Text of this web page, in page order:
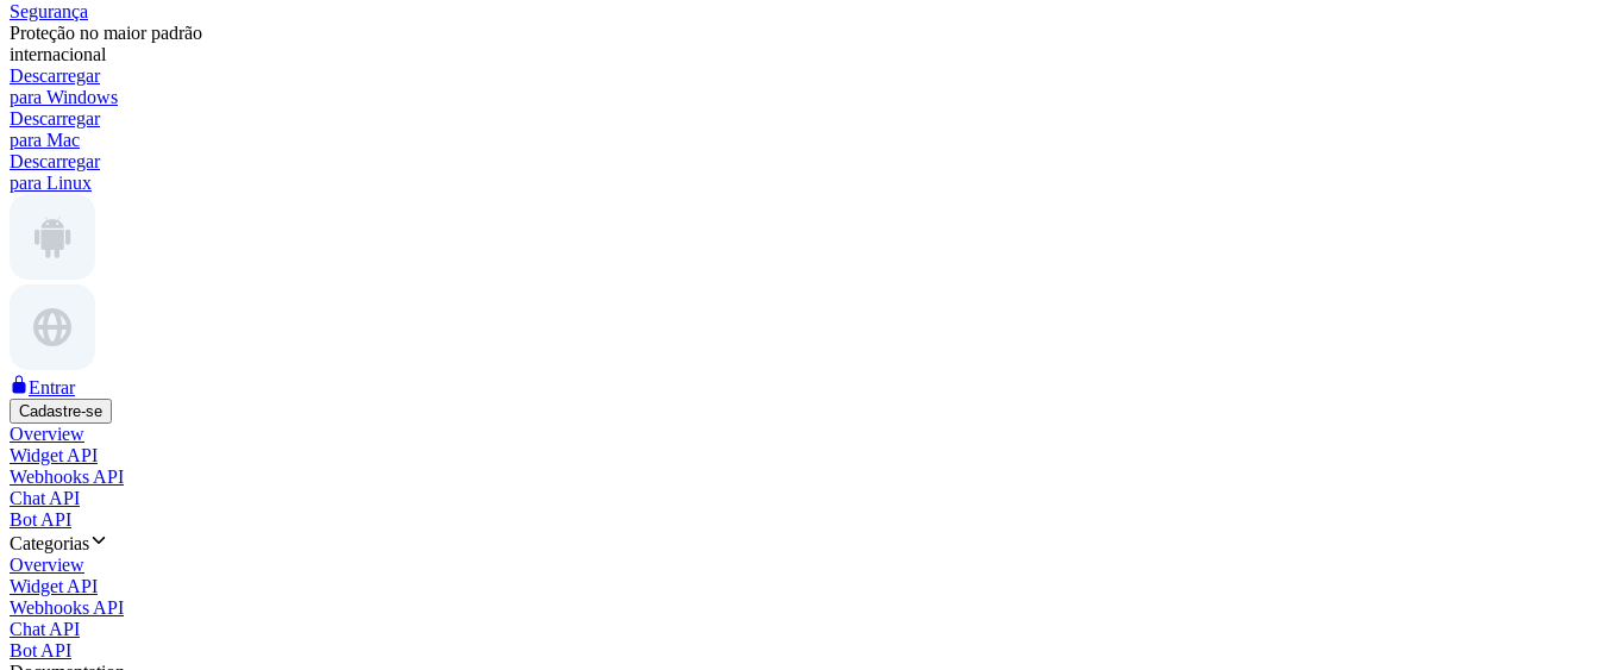
Segurança
Proteção no maior padrão
internacional
Descarregar
para Windows
Descarregar
para Mac
Descarregar
para Linux
Entrar
Cadastre-se
Overview
Widget API
Webhooks API
Chat API
Bot API
Categorias
Overview
Widget API
Webhooks API
Chat API
Bot API